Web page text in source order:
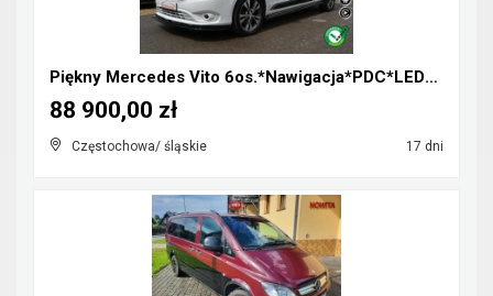
Piękny Mercedes Vito 6os.*Nawigacja*PDC*LED*Klimat...
Częstochowa/ śląskie 17 dni
88 900,00 zł